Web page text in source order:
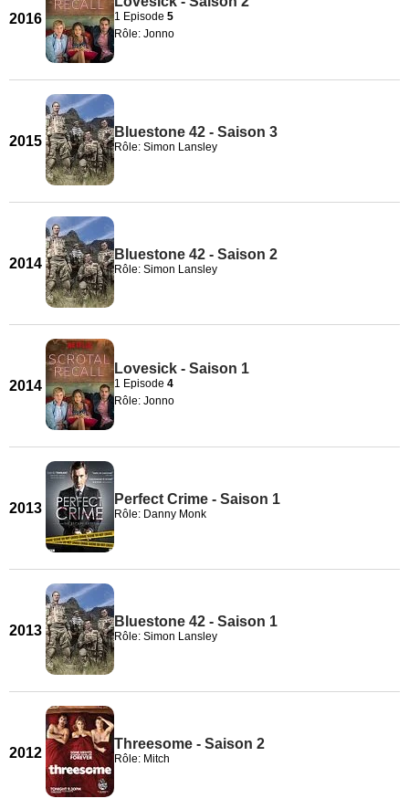
2016 1 Episode 5
Rôle: Jonno
2015
Bluestone 42 - Saison 3
Rôle: Simon Lansley
2014
Bluestone 42 - Saison 2
Rôle: Simon Lansley
2014
Lovesick - Saison 1
1 Episode 4
Rôle: Jonno
2013
Perfect Crime - Saison 1
Rôle: Danny Monk
2013
Bluestone 42 - Saison 1
Rôle: Simon Lansley
2012
Threesome - Saison 2
Rôle: Mitch